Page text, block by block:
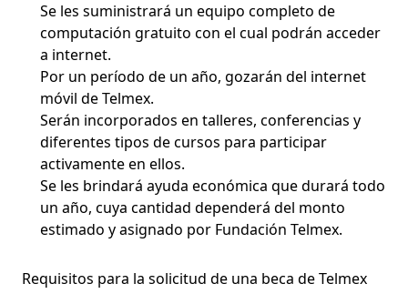
Se les suministrará un equipo completo de
computación gratuito con el cual podrán acceder
a internet.
Por un período de un año, gozarán del internet
móvil de Telmex.
Serán incorporados en talleres, conferencias y
diferentes tipos de cursos para participar
activamente en ellos.
Se les brindará ayuda económica que durará todo
un año, cuya cantidad dependerá del monto
estimado y asignado por Fundación Telmex.
Requisitos para la solicitud de una beca de Telmex